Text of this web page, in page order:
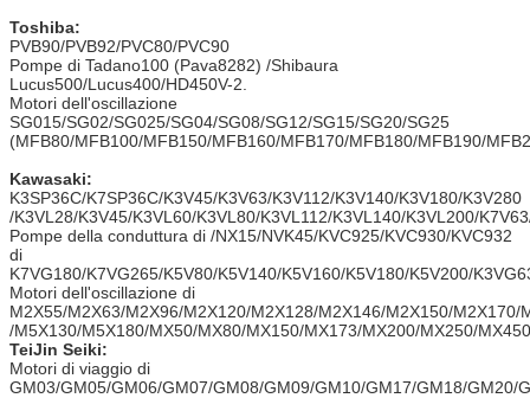
Toshiba:
PVB90/PVB92/PVC80/PVC90
Pompe di Tadano100 (Pava8282) /Shibaura
Lucus500/Lucus400/HD450V-2.
Motori dell'oscillazione
SG015/SG02/SG025/SG04/SG08/SG12/SG15/SG20/SG25
(MFB80/MFB100/MFB150/MFB160/MFB170/MFB180/MFB190/
Kawasaki:
K3SP36C/K7SP36C/K3V45/K3V63/K3V112/K3V140/K3V180/K3V280
/K3VL28/K3V45/K3VL60/K3VL80/K3VL112/K3VL140/K3VL200/
Pompe della conduttura di /NX15/NVK45/KVC925/KVC930/KVC932
di
K7VG180/K7VG265/K5V80/K5V140/K5V160/K5V180/K5V200/
Motori dell'oscillazione di
M2X55/M2X63/M2X96/M2X120/M2X128/M2X146/M2X150/M2X170/
/M5X130/M5X180/MX50/MX80/MX150/MX173/MX200/MX250/
TeiJin Seiki:
Motori di viaggio di
GM03/GM05/GM06/GM07/GM08/GM09/GM10/GM17/GM18/GM20/